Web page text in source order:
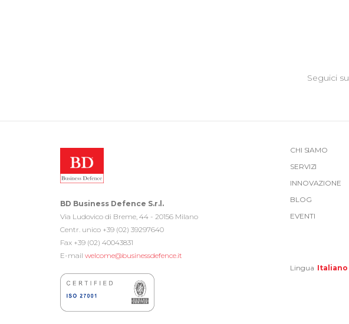
Seguici su
BD Business Defence S.r.l.
Via Ludovico di Breme, 44 - 20156 Milano
Centr. unico +39 (02) 39297640
Fax +39 (02) 40043831
E-mail welcome@businessdefence.it
CHI SIAMO
SERVIZI
INNOVAZIONE
BLOG
EVENTI
Lingua Italiano